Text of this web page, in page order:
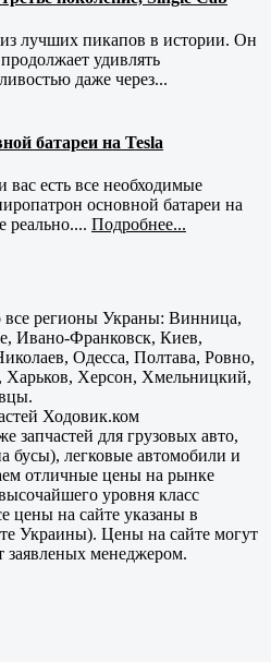
лучших пикапов в истории. Он
удивлять
даже через...
батареи на Tesla
есть все необходимые
основной батареи на
реально.... Подробнее...
все регионы Украны: Винница,
Ивано-Франковск, Киев,
Одесса, Полтава, Ровно,
Херсон, Хмельницкий,
Ходовик.ком
запчастей для грузовых авто,
бусы), легковые автомобили и
отличные цены на рынке
уровня класс
цены на сайте указаны в
Украины). Цены на сайте могут
заявленых менеджером.